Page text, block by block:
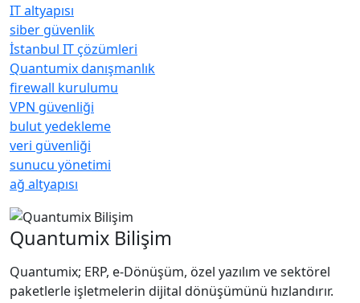
IT altyapısı
siber güvenlik
İstanbul IT çözümleri
Quantumix danışmanlık
firewall kurulumu
VPN güvenliği
bulut yedekleme
veri güvenliği
sunucu yönetimi
ağ altyapısı
Quantumix Bilişim
Quantumix; ERP, e-Dönüşüm, özel yazılım ve sektörel
paketlerle işletmelerin dijital dönüşümünü hızlandırır.